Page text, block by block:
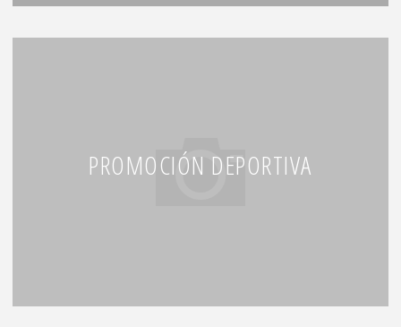
PROMOCIÓN DEPORTIVA